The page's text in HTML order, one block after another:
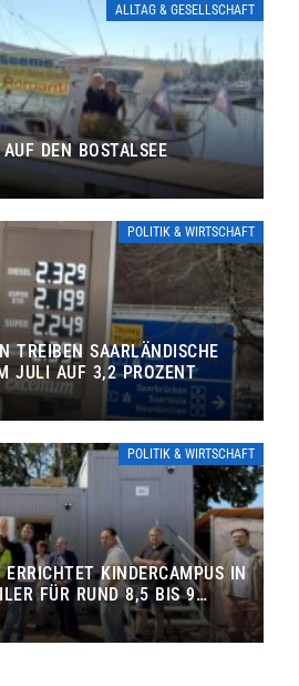
ALLTAG & GESELLSCHAFT
DEN BOSTALSEE
POLITIK & WIRTSCHAFT
TREIBEN SAARLÄNDISCHE
JULI AUF 3,2 PROZENT
POLITIK & WIRTSCHAFT
KINDERCAMPUS IN
FÜR RUND 8,5 BIS 9